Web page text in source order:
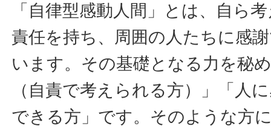
「自律型感動人間」とは、自ら
責任を持ち、周囲の人たちに感
います。その基礎となる力を秘
（自責で考えられる方）」「人
できる方」です。そのような方